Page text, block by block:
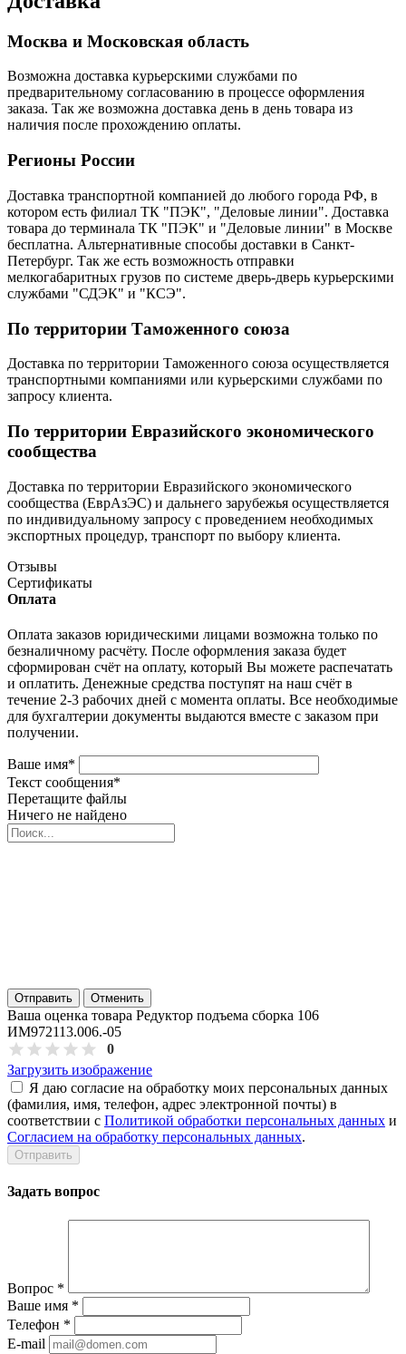
Москва и Московская область
Возможна доставка курьерскими службами по
предварительному согласованию в процессе оформления
заказа. Так же возможна доставка день в день товара из
наличия после прохождению оплаты.
Регионы России
Доставка транспортной компанией до любого города РФ, в
котором есть филиал ТК "ПЭК", "Деловые линии". Доставка
товара до терминала ТК "ПЭК" и "Деловые линии" в Москве
бесплатна. Альтернативные способы доставки в Санкт-
Петербург. Так же есть возможность отправки
мелкогабаритных грузов по системе дверь-дверь курьерскими
службами "СДЭК" и "КСЭ".
По территории Таможенного союза
Доставка по территории Таможенного союза осуществляется
транспортными компаниями или курьерскими службами по
запросу клиента.
По территории Евразийского экономического
сообщества
Доставка по территории Евразийского экономического
сообщества (ЕврАзЭС) и дальнего зарубежья осуществляется
по индивидуальному запросу с проведением необходимых
экспортных процедур, транспорт по выбору клиента.
Отзывы
Сертификаты
Оплата
Оплата заказов юридическими лицами возможна только по
безналичному расчёту. После оформления заказа будет
сформирован счёт на оплату, который Вы можете распечатать
и оплатить. Денежные средства поступят на наш счёт в
течение 2-3 рабочих дней с момента оплаты. Все необходимые
для бухгалтерии документы выдаются вместе с заказом при
получении.
Ваше имя*
Текст сообщения*
Перетащите файлы
Ничего не найдено
Отправить Отменить
Ваша оценка товара Редуктор подъема сборка 106
ИМ972113.006.-05
0
Загрузить изображение
Я даю согласие на обработку моих персональных данных
(фамилия, имя, телефон, адрес электронной почты) в
соответствии с Политикой обработки персональных данных и
Согласием на обработку персональных данных.
Задать вопрос
Вопрос *
Ваше имя *
Телефон *
E-mail